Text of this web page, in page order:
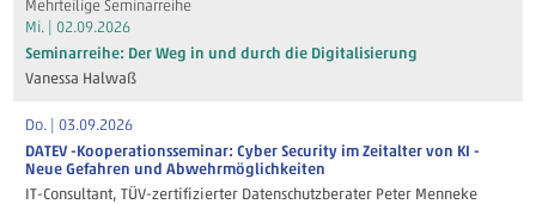
Mehrteilige Seminarreihe
Mi. | 02.09.2026
Seminarreihe: Der Weg in und durch die Digitalisierung
Vanessa Halwaß
Do. | 03.09.2026
DATEV -Kooperationsseminar: Cyber Security im Zeitalter von KI -
Neue Gefahren und Abwehrmöglichkeiten
IT-Consultant, TÜV-zertifizierter Datenschutzberater Peter Menneke